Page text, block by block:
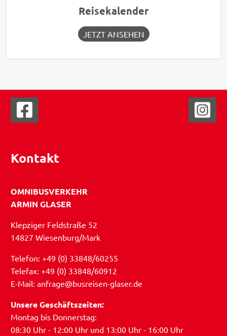
Reisekalender
JETZT ANSEHEN
Kontakt
OMNIBUSVERKEHR
ARMIN GLASER
Klepziger Feldstraße 52
14827 Wiesenburg/Mark
Telefon: +49 (0) 33848/60255
Telefax: +49 (0) 33848/60912
E-Mail: anfrage@busreisen-glaser.de
Unsere Geschäftszeiten:
Montag bis Donnerstag:
08:30 Uhr - 12:00 Uhr und 13:00 Uhr - 16:00 Uhr